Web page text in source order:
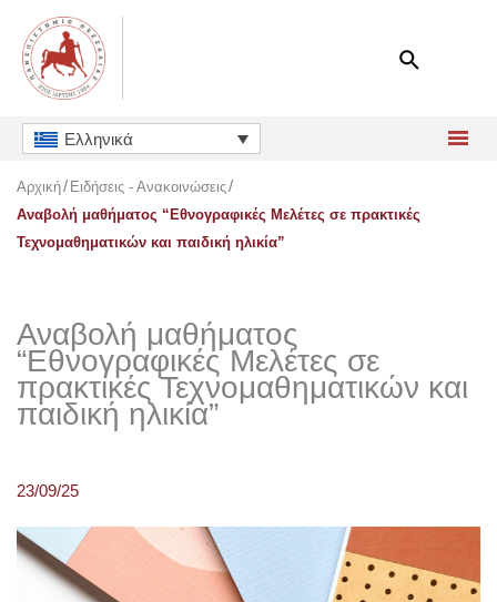
περιεχόμενο
Ελληνικά
Αρχική Ειδήσεις - Ανακοινώσεις
Αναβολή μαθήματος “Εθνογραφικές Μελέτες σε πρακτικές
Τεχνομαθηματικών και παιδική ηλικία”
Αναβολή μαθήματος
“Εθνογραφικές Μελέτες σε
πρακτικές Τεχνομαθηματικών και
παιδική ηλικία”
23/09/25